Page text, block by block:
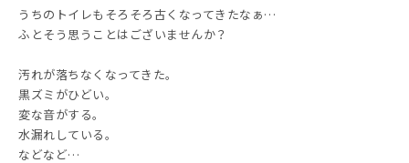
うちのトイレもそろそろ古くなってきたなぁ…
ふとそう思うことはございませんか？
汚れが落ちなくなってきた。
黒ズミがひどい。
変な音がする。
水漏れしている。
などなど…